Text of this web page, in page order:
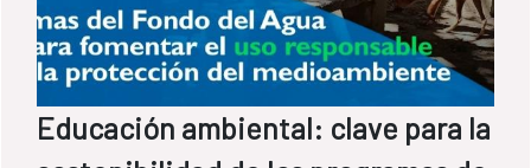
Educación ambiental: clave para la